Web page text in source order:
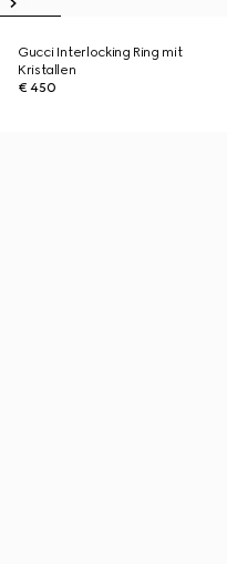
Gucci Interlocking Ring mit
Kristallen
€ 450